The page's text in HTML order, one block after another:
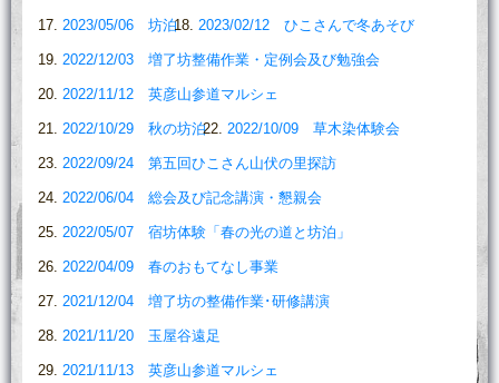
2023/05/06 坊泊 2023/02/12 ひこさんで冬あそび
2022/12/03 増了坊整備作業・定例会及び勉強会
2022/11/12 英彦山参道マルシェ
2022/10/29 秋の坊泊 2022/10/09 草木染体験会
2022/09/24 第五回ひこさん山伏の里探訪
2022/06/04 総会及び記念講演・懇親会
2022/05/07 宿坊体験「春の光の道と坊泊」
2022/04/09 春のおもてなし事業
2021/12/04 増了坊の整備作業･研修講演
2021/11/20 玉屋谷遠足
2021/11/13 英彦山参道マルシェ